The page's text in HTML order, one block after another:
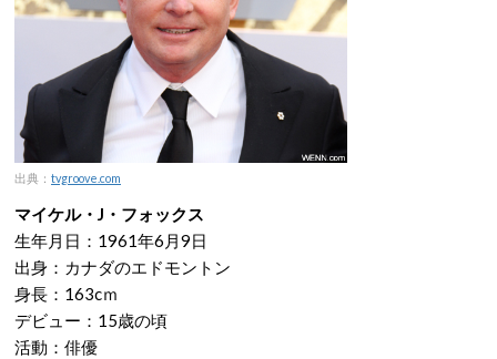
出典： tvgroove.com
マイケル・J・フォックス
生年月日：1961年6月9日
出身：カナダのエドモントン
身長：163cｍ
デビュー：15歳の頃
活動：俳優